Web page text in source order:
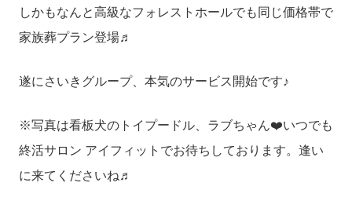
しかもなんと高級なフォレストホールでも同じ価格帯で
家族葬プラン登場♬
遂にさいきグループ、本気のサービス開始です♪
※写真は看板犬のトイプードル、ラブちゃん❤️いつでも
終活サロン アイフィットでお待ちしております。逢い
に来てくださいね♬